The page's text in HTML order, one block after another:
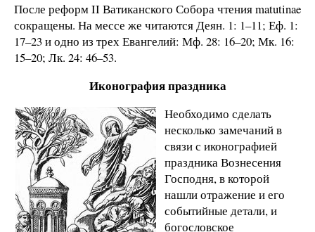
После реформ II Ватиканского Собора чтения matutinae
сокращены. На мессе же читаются Деян. 1: 1–11; Еф. 1:
17–23 и одно из трех Евангелий: Мф. 28: 16–20; Мк. 16:
15–20; Лк. 24: 46–53.
Иконография праздника
Необходимо сделать
несколько замечаний в
связи с иконографией
праздника Вознесения
Господня, в которой
нашли отражение и его
событийные детали, и
богословское